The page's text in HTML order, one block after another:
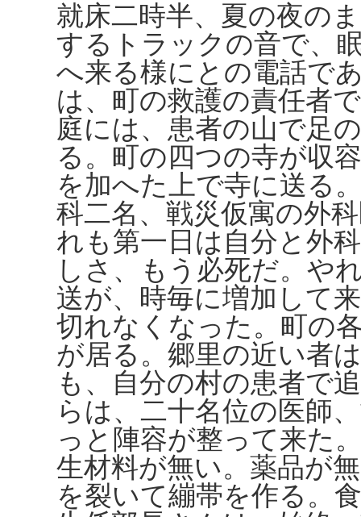
就床二時半、夏の夜の
するトラックの音で、
へ来る様にとの電話で
は、町の救護の責任者
庭には、患者の山で足
る。町の四つの寺が収
を加へた上で寺に送る
科二名、戦災仮寓の外
れも第一日は自分と外
しさ、もう必死だ。や
送が、時毎に増加して
切れなくなった。町の
が居る。郷里の近い者
も、自分の村の患者で
らは、二十名位の医師
っと陣容が整って来た
生材料が無い。薬品が
を裂いて繃帯を作る。